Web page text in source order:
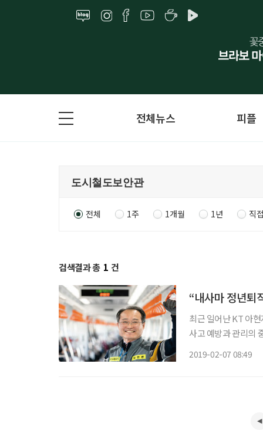
전체뉴스 피플
전체 1주 1개월 1년 직
검색결과 총 1 건
“내사마 정년퇴
최근 일어난 KT 아
사고 예방과 관리의
2019-02-07 08:49